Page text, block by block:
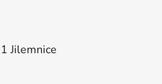
Jilemnice